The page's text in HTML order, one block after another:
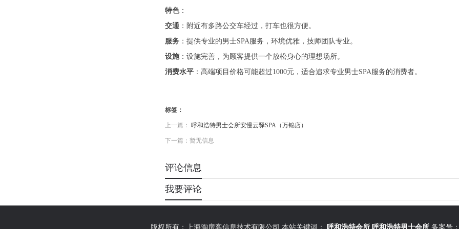
特色：
交通 ：附近有多路公交车经过，打车也很方便。
服务 ：提供专业的男士SPA服务，环境优雅，技师团队专业。
设施：设施完善，为顾客提供一个放松身心的理想场所。
消费水平 ：高端项目价格可能超过1000元，适合追求专业男士SPA服务的消费者。
标签：
上一篇： 呼和浩特男士会所安慢云驿SPA（万锦店）
下一篇：暂无信息
评论信息
我要评论
版权所有：上海淘房客信息技术有限公司 本站关键词： 呼和浩特会所 呼和浩特男士会所备案号：